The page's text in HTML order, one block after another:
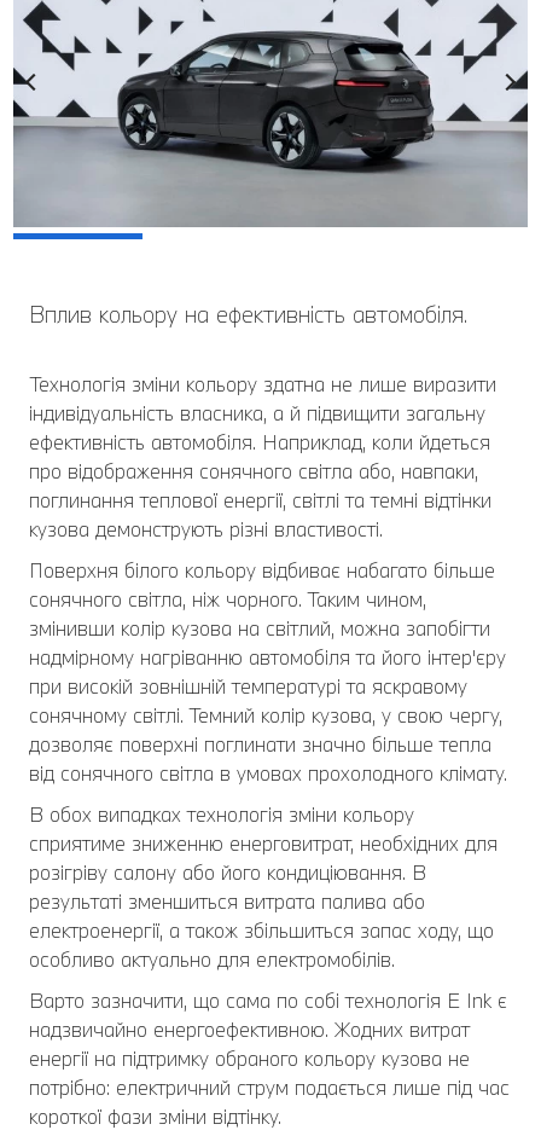
Вплив кольору на ефективність автомобіля.
Технологія зміни кольору здатна не лише виразити
індивідуальність власника, а й підвищити загальну
ефективність автомобіля. Наприклад, коли йдеться
про відображення сонячного світла або, навпаки,
поглинання теплової енергії, світлі та темні відтінки
кузова демонструють різні властивості.
Поверхня білого кольору відбиває набагато більше
сонячного світла, ніж чорного. Таким чином,
змінивши колір кузова на світлий, можна запобігти
надмірному нагріванню автомобіля та його інтер'єру
при високій зовнішній температурі та яскравому
сонячному світлі. Темний колір кузова, у свою чергу,
дозволяє поверхні поглинати значно більше тепла
від сонячного світла в умовах прохолодного клімату.
В обох випадках технологія зміни кольору
сприятиме зниженню енерговитрат, необхідних для
розігріву салону або його кондиціювання. В
результаті зменшиться витрата палива або
електроенергії, а також збільшиться запас ходу, що
особливо актуально для електромобілів.
Варто зазначити, що сама по собі технологія E Ink є
надзвичайно енергоефективною. Жодних витрат
енергії на підтримку обраного кольору кузова не
потрібно: електричний струм подається лише під час
короткої фази зміни відтінку.